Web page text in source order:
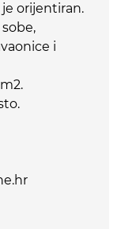
je orijentiran.
i